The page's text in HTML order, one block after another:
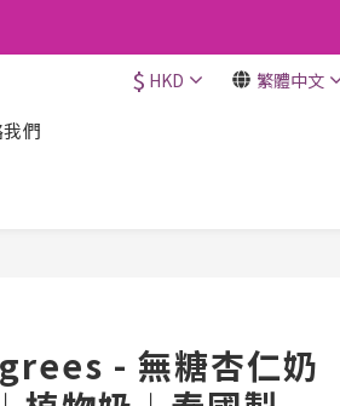
$ HKD 繁體中文
們
- 無糖杏仁奶